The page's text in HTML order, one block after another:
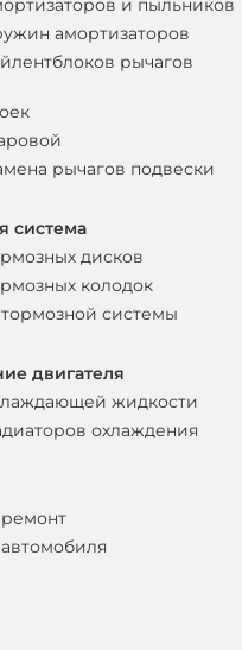
и пыльников
амортизаторов
рычагов
рычагов подвески
система
дисков
колодок
системы
двигателя
жидкости
охлаждения